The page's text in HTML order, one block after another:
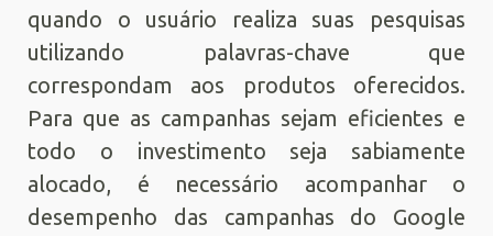
quando o usuário realiza suas pesquisas
utilizando palavras-chave que
correspondam aos produtos oferecidos.
Para que as campanhas sejam eficientes e
todo o investimento seja sabiamente
alocado, é necessário acompanhar o
desempenho das campanhas do Google